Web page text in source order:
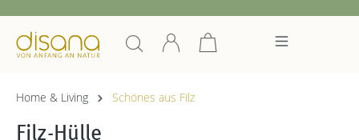
Home & Living Schönes aus Filz
Filz-Hülle